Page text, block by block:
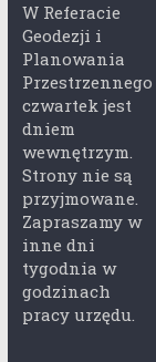
W Referacie
Geodezji i
Planowania
Przestrzennego
czwartek jest
dniem
wewnętrzym.
Strony nie są
przyjmowane.
Zapraszamy w
inne dni
tygodnia w
godzinach
pracy urzędu.